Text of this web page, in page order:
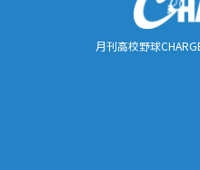
月刊高校野球